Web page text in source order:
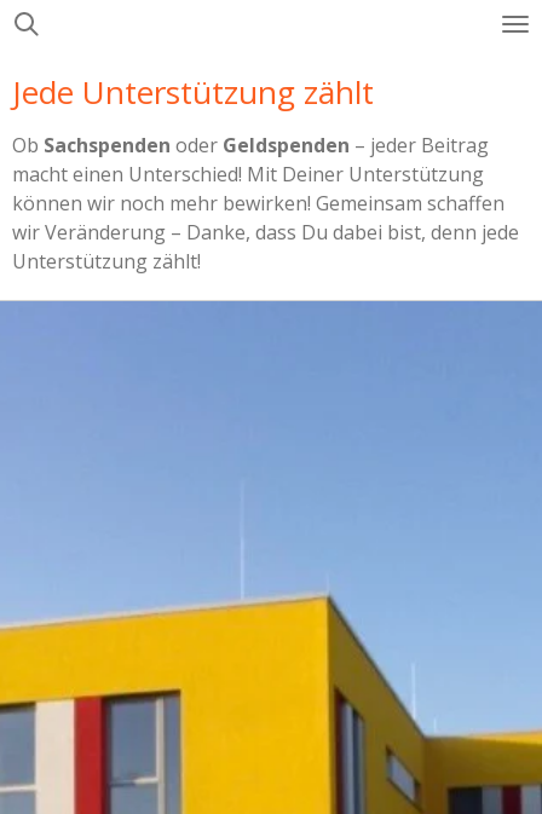
Zum
springen
Jede Unterstützung zählt
Ob Sachspenden oder Geldspenden – jeder Beitrag
macht einen Unterschied! Mit Deiner Unterstützung
können wir noch mehr bewirken! Gemeinsam schaffen
wir Veränderung – Danke, dass Du dabei bist, denn jede
Unterstützung zählt!